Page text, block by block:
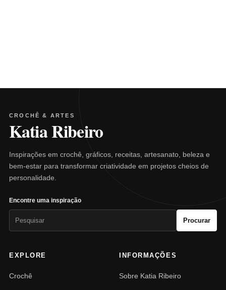
CROCHÊ & ARTES
Katia Ribeiro
Inspirações em crochê, gráficos, receitas, artesanato, beleza e
bem-estar para transformar criatividade em projetos cheios de
personalidade.
Encontre uma inspiração
Procurar
EXPLORE
Crochê
INFORMAÇÕES
Sobre Katia Ribeiro